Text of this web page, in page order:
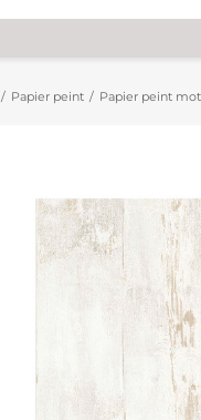
Papier peint Papier peint